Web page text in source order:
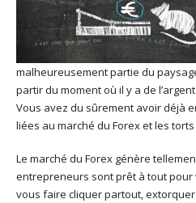
malheureusement partie du
partir du moment où il y a de
Vous avez du sûrement avoir déjà
liées au marché du Forex et les torts
Le marché du Forex génère
entrepreneurs sont prêt à tout
vous faire cliquer partout,